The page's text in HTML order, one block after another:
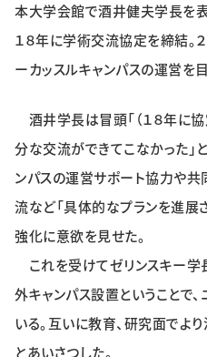
学生社会
特集・企画
イベント
学生記者募集
本大学会館で酒井健夫学長を
１８年に学術交流協定を締結。
ーカッスルキャンパスの運営を
酒井学長は冒頭「（１８年に
分な交流ができてこなかった」
ンパスの運営サポート協力や共
流など「具体的なプランを進展
強化に意欲を見せた。
これを受けてゼリンスキー学
外キャンパス設置ということで
いる。互いに教育、研究面でよ
とあいさつした。